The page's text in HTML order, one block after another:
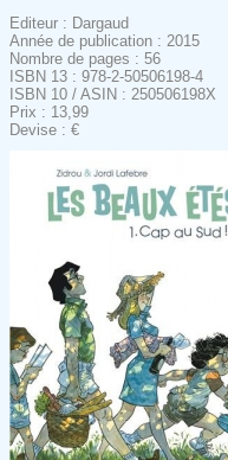
Editeur : Dargaud
Année de publication : 2015
Nombre de pages : 56
ISBN 13 : 978-2-50506198-4
ISBN 10 / ASIN : 250506198X
Prix : 13,99
Devise : €